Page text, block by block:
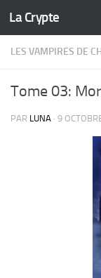
Skip to content
La Crypte
LES VAMPIRES DE
Tome 03:
PAR LUNA · 9